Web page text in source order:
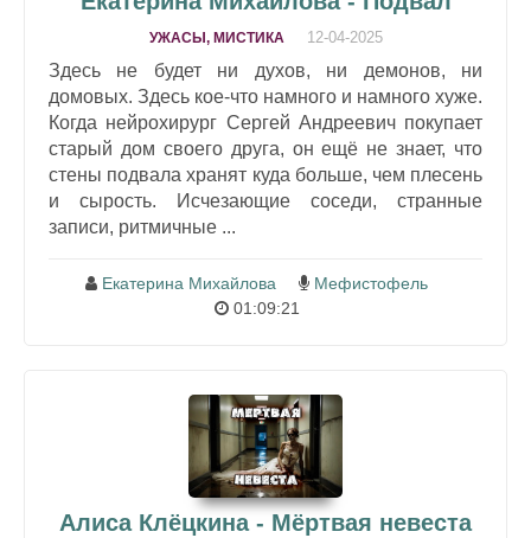
УЖАСЫ, МИСТИКА 12-04-2025
Здесь не будет ни духов, ни демонов, ни
домовых. Здесь кое-что намного и намного хуже.
Когда нейрохирург Сергей Андреевич покупает
старый дом своего друга, он ещё не знает, что
стены подвала хранят куда больше, чем плесень
и сырость. Исчезающие соседи, странные
записи, ритмичные ...
Екатерина Михайлова
Мефистофель
01:09:21
Алиса Клёцкина - Мёртвая невеста